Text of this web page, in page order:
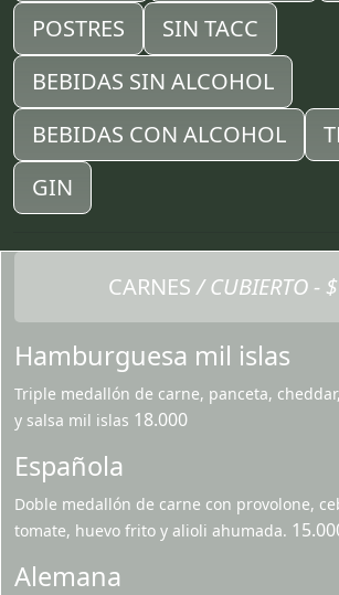
POSTRES
SIN TACC
BEBIDAS SIN ALCOHOL
BEBIDAS CON ALCOHOL
GIN
CARNES/ CUBIERTO -
Hamburguesa mil islas
Triple medallón de carne, panceta,
y salsa mil islas 18.000
Española
Doble medallón de carne con provolone,
tomate, huevo frito y alioli ahumada.
Alemana